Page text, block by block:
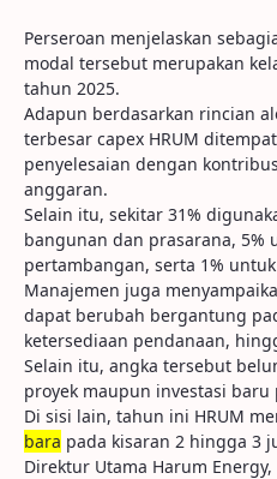
Perseroan menjelaskan
modal tersebut merupakan
tahun 2025.
Adapun berdasarkan rincian
terbesar capex HRUM
penyelesaian dengan
anggaran.
Selain itu, sekitar 31%
bangunan dan prasarana, 5%
pertambangan, serta 1%
Manajemen juga
dapat berubah bergantung
ketersediaan pendanaan,
Selain itu, angka tersebut
proyek maupun investasi baru
Di sisi lain, tahun ini HRUM
bara pada kisaran 2 hingga 3
Direktur Utama Harum